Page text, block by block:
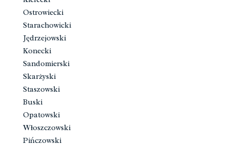
Ostrowiecki
Starachowicki
Jędrzejowski
Konecki
Sandomierski
Skarżyski
Staszowski
Buski
Opatowski
Włoszczowski
Pińczowski